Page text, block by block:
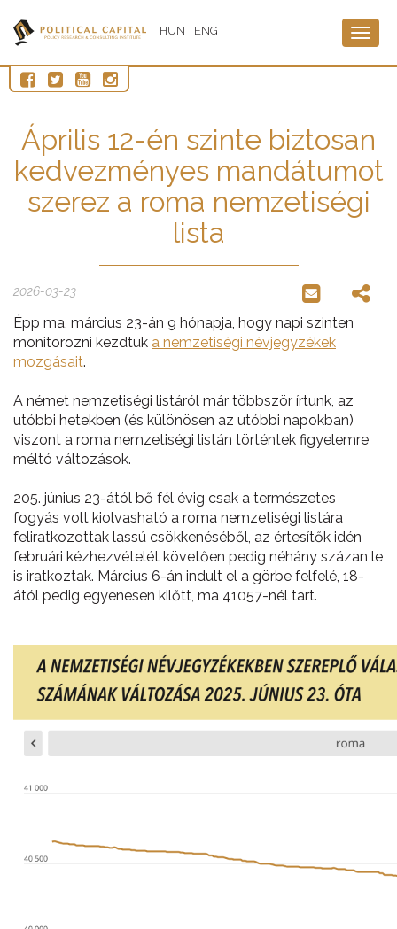
HUN ENG
Április 12-én szinte biztosan
kedvezményes mandátumot
szerez a roma nemzetiségi
lista
2026-03-23
Épp ma, március 23-án 9 hónapja, hogy napi szinten
monitorozni kezdtük a nemzetiségi névjegyzékek
mozgásait.
A német nemzetiségi listáról már többször írtunk, az
utóbbi hetekben (és különösen az utóbbi napokban)
viszont a roma nemzetiségi listán történtek figyelemre
méltó változások.
205. június 23-ától bő fél évig csak a természetes
fogyás volt kiolvasható a roma nemzetiségi listára
feliratkozottak lassú csökkenéséből, az értesítők idén
februári kézhezvételét követően pedig néhány százan le
is iratkoztak. Március 6-án indult el a görbe felfelé, 18-
ától pedig egyenesen kilőtt, ma 41057-nél tart.